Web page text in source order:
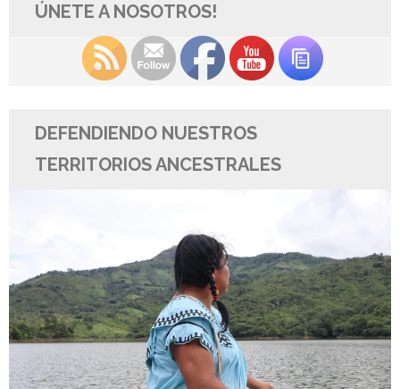
ÚNETE A NOSOTROS!
DEFENDIENDO NUESTROS
TERRITORIOS ANCESTRALES